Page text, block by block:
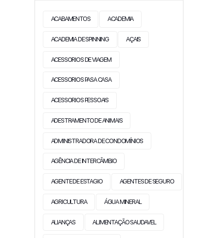
ACABAMENTOS ACADEMIA
ACADEMIA DE SPINNING AÇAIS
ACESSORIOS DE VIAGEM
ACESSORIOS PASA CASA
ACESSORIOS PESSOAIS
ADESTRAMENTO DE ANIMAIS
ADMINISTRADORA DE CONDOMÍNIOS
AGÊNCIA DE INTERCÂMBIO
AGENTE DE ESTAGIO AGENTES DE SEGURO
AGRICULTURA ÁGUA MINERAL
ALIANÇAS ALIMENTAÇÃO SAUDAVEL